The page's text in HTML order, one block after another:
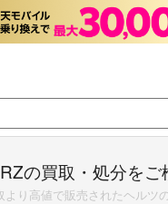
の買取・処分をご
より高値で販売されたヘルツ